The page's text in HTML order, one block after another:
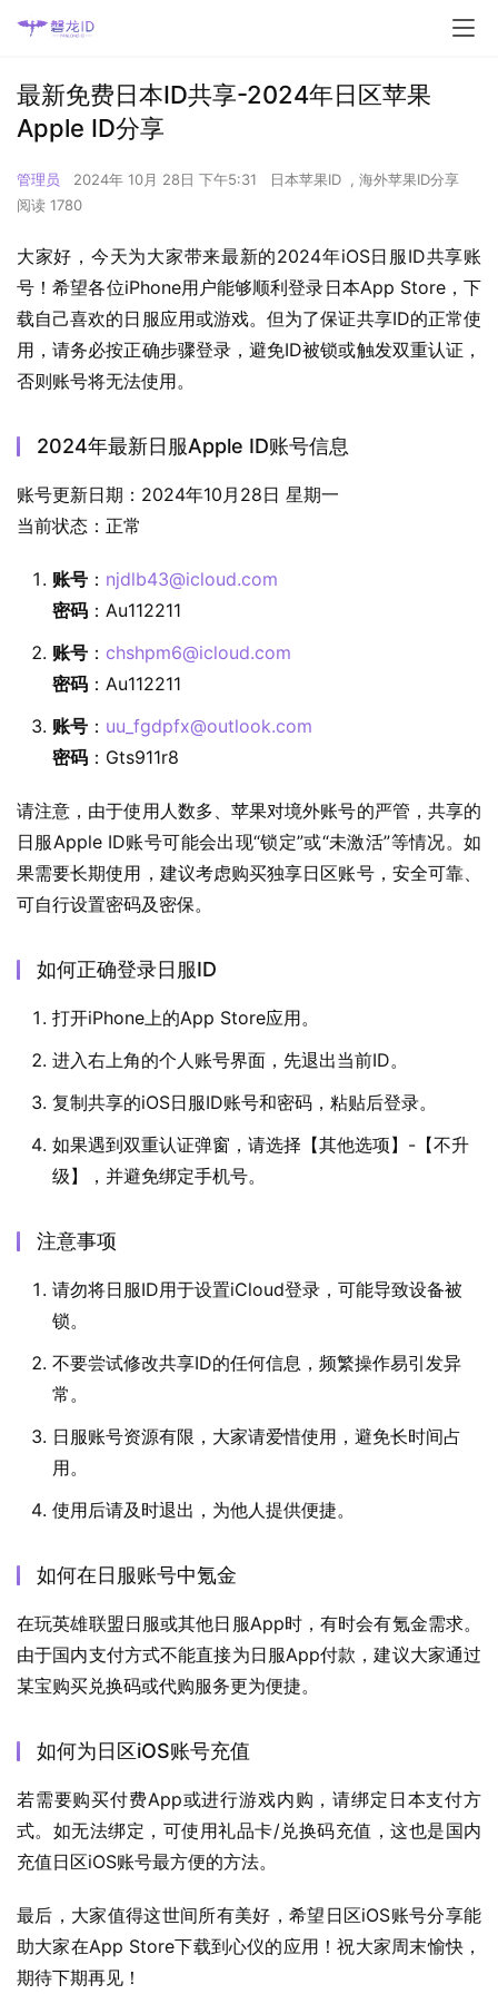
最新免费日本ID共享-2024年日区苹果
Apple ID分享
管理员 2024年 10月 28日 下午5:31 日本苹果ID
海外苹果ID分享
阅读 1780
大家好，今天为大家带来最新的2024年iOS日服ID共享账
号！希望各位iPhone用户能够顺利登录日本App Store，下
载自己喜欢的日服应用或游戏。但为了保证共享ID的正常使
用，请务必按正确步骤登录，避免ID被锁或触发双重认证，
否则账号将无法使用。
2024年最新日服Apple ID账号信息
账号更新日期：2024年10月28日 星期一
当前状态：正常
账号 ： njdlb43@icloud.com
密码 ：Au112211
账号 ： chshpm6@icloud.com
密码 ：Au112211
账号 ： uu_fgdpfx@outlook.com
密码 ：Gts911r8
请注意，由于使用人数多、苹果对境外账号的严管，共享的
日服Apple ID账号可能会出现“锁定”或“未激活”等情况。如
果需要长期使用，建议考虑购买独享日区账号，安全可靠、
可自行设置密码及密保。
如何正确登录日服ID
打开iPhone上的App Store应用。
进入右上角的个人账号界面，先退出当前ID。
复制共享的iOS日服ID账号和密码，粘贴后登录。
如果遇到双重认证弹窗，请选择【其他选项】-【不升
级】，并避免绑定手机号。
注意事项
请勿将日服ID用于设置iCloud登录，可能导致设备被
锁。
不要尝试修改共享ID的任何信息，频繁操作易引发异
常。
日服账号资源有限，大家请爱惜使用，避免长时间占
用。
使用后请及时退出，为他人提供便捷。
如何在日服账号中氪金
在玩英雄联盟日服或其他日服App时，有时会有氪金需求。
由于国内支付方式不能直接为日服App付款，建议大家通过
某宝购买兑换码或代购服务更为便捷。
如何为日区iOS账号充值
若需要购买付费App或进行游戏内购，请绑定日本支付方
式。如无法绑定，可使用礼品卡/兑换码充值，这也是国内
充值日区iOS账号最方便的方法。
最后，大家值得这世间所有美好，希望日区iOS账号分享能
助大家在App Store下载到心仪的应用！祝大家周末愉快，
期待下期再见！